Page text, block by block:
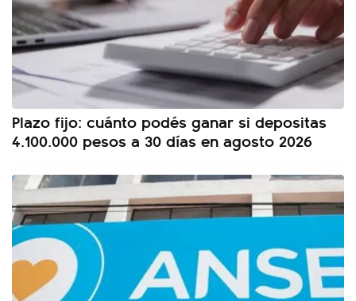
Plazo fijo: cuánto podés ganar si depositas
4.100.000 pesos a 30 días en agosto 2026